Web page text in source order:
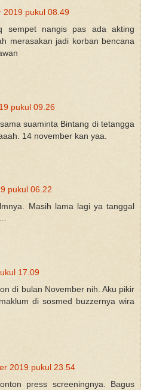
2019 pukul 08.49
sempet nangis pas ada akting
merasakan jadi korban bencana
pukul 09.26
suaminta Bintang di tetangga
14 november kan yaa.
pukul 06.22
Masih lama lagi ya tanggal
17.09
di bulan November nih. Aku pikir
di sosmed buzzernya wira
2019 pukul 23.54
press screeningnya. Bagus